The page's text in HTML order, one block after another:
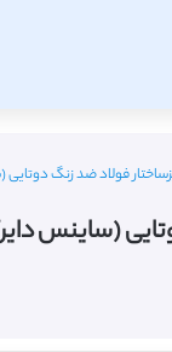
ضد زنگ دوتایی (ساینس دایرکت –
– الزویر 2013)